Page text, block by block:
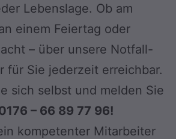
Lebenslage. Ob am
einem Feiertag oder
– über unsere Notfall-
für Sie jederzeit erreichbar.
sich selbst und melden Sie
– 66 89 77 96!
kompetenter Mitarbeiter